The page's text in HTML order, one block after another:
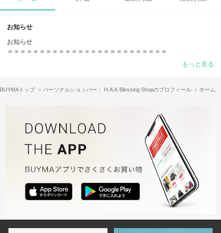
お知らせ
お知らせ
＝＝＝＝＝＝＝＝＝＝＝＝＝＝＝＝＝＝＝＝＝＝＝＝＝
お客様お一人おひとりが満足していただけるお買い物となるよう、迅速
もっと見る
BUYMAトップ パーソナルショッパー： H.A.K Blessing Shopのプロフィール ホーム